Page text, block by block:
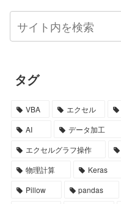
タグ
VBA エクセル
AI
データ加工
エクセルグラフ操作
物理計算
Keras
Pillow
pandas